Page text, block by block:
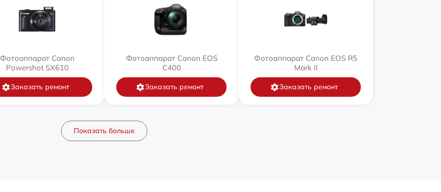
Фотоаппарат Canon
Powershot SX610
Заказать ремонт
Фотоаппарат Canon EOS
C400
Заказать ремонт
Фотоаппарат Canon EOS R5
Mark II
Заказать ремонт
Показать больше